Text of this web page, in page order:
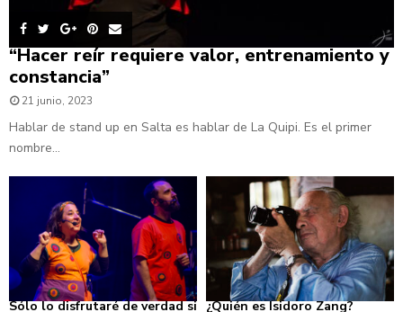
“Hacer reír requiere valor, entrenamiento y
constancia”
21 junio, 2023
Hablar de stand up en Salta es hablar de La Quipi. Es el primer
nombre...
Sólo lo disfrutaré de verdad si ¿Quién es Isidoro Zang?